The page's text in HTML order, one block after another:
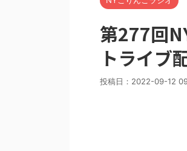
第277回
トライブ
投稿日：2022-09-12